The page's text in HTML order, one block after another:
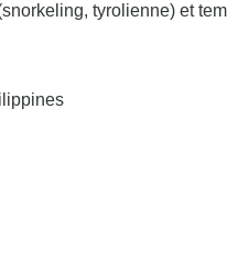
tyrolienne) et